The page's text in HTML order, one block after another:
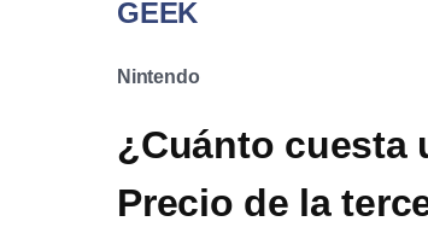
GEEK
Nintendo
¿Cuánto cuesta
Precio de la